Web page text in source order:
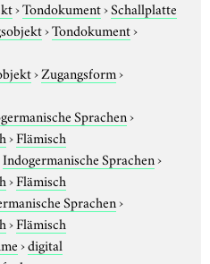
›Tondokument›Schallplatte
›Tondokument›
›Zugangsform›
Sprachen›
›Flämisch
Indogermanische Sprachen›
›Flämisch
Sprachen›
›Flämisch
›digital